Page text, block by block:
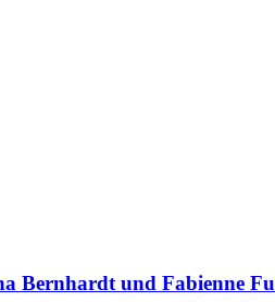
Bernhardt und Fabienne